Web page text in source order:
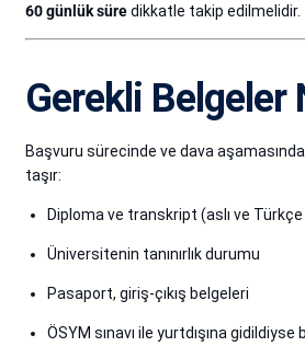
60 günlük süredikkatle takip edilmelidir.
Gerekli Belgeler
Başvuru sürecinde ve dava
taşır:
Diploma ve transkript (aslı ve
Üniversitenin tanınırlık durumu
Pasaport, giriş-çıkış belgeleri
ÖSYM sınavı ile yurtdışına